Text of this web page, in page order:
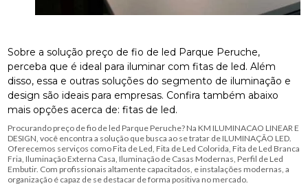
Sobre a solução preço de fio de led Parque Peruche,
perceba que é ideal para iluminar com fitas de led. Além
disso, essa e outras soluções do segmento de iluminação e
design são ideais para empresas. Confira também abaixo
mais opções acerca de: fitas de led.
Procurando preço de fio de led Parque Peruche? Na KM ILUMINACAO LINEAR E
DESIGN, você encontra a solução que busca ao se tratar de ILUMINAÇÃO LED.
Oferecemos serviços como Fita de Led, Fita de Led Colorida, Fita de Led Branca
Fria, Iluminação Externa Casa, Iluminação de Casas Modernas, Perfil de Led
Embutir. Com profissionais altamente capacitados, e instalações modernas, a
organização é capaz de se destacar de forma positiva no mercado.